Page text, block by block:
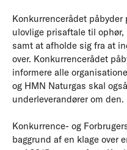
Konkurrencerådet
ulovlige prisaftale til
samt at afholde sig fra at
over. Konkurrencerådet
informere alle
og HMN Naturgas skal
underleverandører om den.
Konkurrence- og
baggrund af en klage over